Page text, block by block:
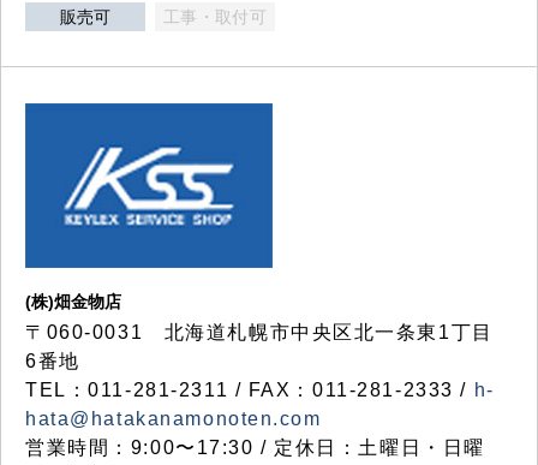
販売可 工事・取付可
(株)畑金物店
〒060-0031 北海道札幌市中央区北一条東1丁目
6番地
TEL：011-281-2311 / FAX：011-281-2333 / h-
hata@hatakanamonoten.com
営業時間：9:00〜17:30 / 定休日：土曜日・日曜